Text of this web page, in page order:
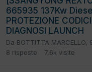
665935 137Kw
PROTEZIONE
DIAGNOSI LAUNCH
Da BOTTITTA MARCELLO,
8 risposte 7,6k visite